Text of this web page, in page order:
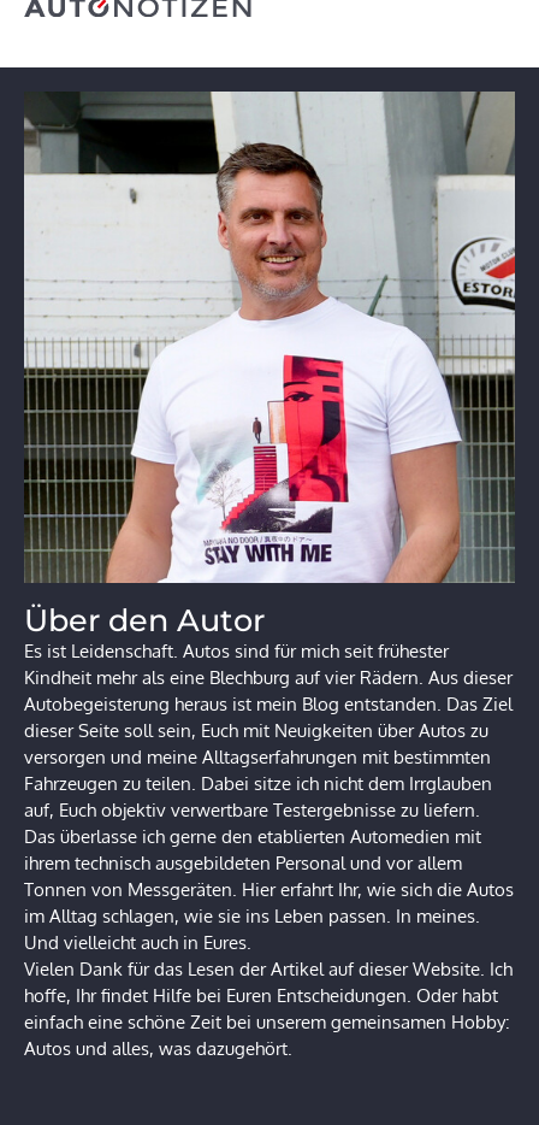
Über den Autor
Es ist Leidenschaft. Autos sind für mich seit frühester
Kindheit mehr als eine Blechburg auf vier Rädern. Aus dieser
Autobegeisterung heraus ist mein Blog entstanden. Das Ziel
dieser Seite soll sein, Euch mit Neuigkeiten über Autos zu
versorgen und meine Alltagserfahrungen mit bestimmten
Fahrzeugen zu teilen. Dabei sitze ich nicht dem Irrglauben
auf, Euch objektiv verwertbare Testergebnisse zu liefern.
Das überlasse ich gerne den etablierten Automedien mit
ihrem technisch ausgebildeten Personal und vor allem
Tonnen von Messgeräten. Hier erfahrt Ihr, wie sich die Autos
im Alltag schlagen, wie sie ins Leben passen. In meines.
Und vielleicht auch in Eures.
Vielen Dank für das Lesen der Artikel auf dieser Website. Ich
hoffe, Ihr findet Hilfe bei Euren Entscheidungen. Oder habt
einfach eine schöne Zeit bei unserem gemeinsamen Hobby:
Autos und alles, was dazugehört.